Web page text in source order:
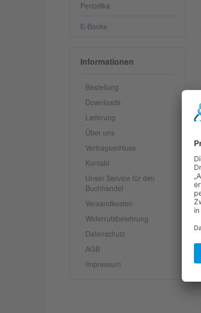
Periodika
E-Books
Informationen
Bestellung
Downloads
Lieferung
Über uns
Vertragsschluss
Kontakt
Unser Service für den
Buchhandel
Versandkosten
Widerrufsbelehrung
Datenschutz
AGB
Impressum